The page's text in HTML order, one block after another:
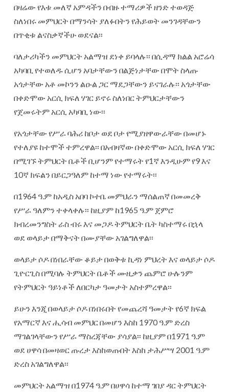
በዛሬው የእቱ መለኛ አምዳችን በብዙ ተማሪዎች ዘንድ ተወዳጅ
ስለነበሩ መምህርት በማንሳት ያለፉበትን የሕይወት መንገዳቸውን
በጥቂቱ ልናስቃኛችሁ ወደናል፡፡
ባለታሪካችን መምህርት አልማዝ ደነቀ ይባላሉ፡፡ በሲዳማ ክልል አሮሬሳ
አካባቢ የተወለዱ ሲሆን አባታቸውን በልጅነታቸው በሞት ስላጡ
አጎታቸው አቶ መኮንን ልዑል ጋር ማደጋቸውን ይናገራሉ፡፡ አጎታቸው
በቀድሞው አርሲ ክፍለ ሃገር ይኖሩ ስለነበር ትምህርታቸውን
የጀመሩትም አርሲ አካባቢ ነው፡፡
የአጎታቸው የሥራ ባሕሪ ከቦታ ወደ ቦታ የሚያዘዋውራቸው በመሆኑ
የተለያዩ ከተሞች ተምረዋል፡፡ በአብዛኛው በቀድሞው አርሲ ክፍለ ሃገር
በሚገኙ ትምህርት ቤቶች ቢሆንም የተማሩት የ1ኛ እንዲሁም የ9 እና
10ኛ ክፍልን በይርጋዓለም ከተማ ነው የተማሩት፡፡
በ1964 ዓ.ም ከአዲስ አበባ ኮተቤ መምህራን ማሰልጠኛ በመመረቅ
የሥራ ዓለምን ተቀላቀሉ፡፡ ከዚያም ከ1965 ዓ.ም ጀምሮ
ክብረመንግስት ራስ ብሩ እና መጋዶ ትምህርት ቤት ካስተማሩ በኋላ
ወደ ወላይታ በማቅናት በሙያቸው አገልግለዋል፡፡
ወላይታ ሶዶ በነበራቸው ቆይታ በወቅቱ ኪዳነ ምህረት እና ወላይታ ሶዶ
ጊዮርጊስ በሚባሉ ትምህርት ቤቶች ሙዚቃን ጨምሮ ሁሉንም
የትምህርት ዓይነቶች ለበርካታ ዓመታት አስተምረዋል፡፡
ይሁን እንጂ በወላይታ ሶዶ በነበሩበት የመጨረሻ ዓመታት የ6ኛ ክፍል
የአማርኛ እና ሒሳብ መምህር በመሆን እስከ 1970 ዓ.ም ድረስ
ማገልገላቸውን የሥራ ማስረጃቸው ያሳያል፡፡ ከዚያም በ1971 ዓ.ም
ወደ ሀዋሳ በመዛወር ጡረታ እስከወጡበት እስከ ታሕሥሣ 2001 ዓ.ም
ድረስ አገልግለዋል፡፡
መምህርት አልማዝ በ1974 ዓ.ም በሀዋሳ ከተማ ገበያ ዳር ትምህርት